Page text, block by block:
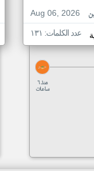
Aug 06, 2026
عدد الكلمات: ١٣١
منذ ٦
ساعات